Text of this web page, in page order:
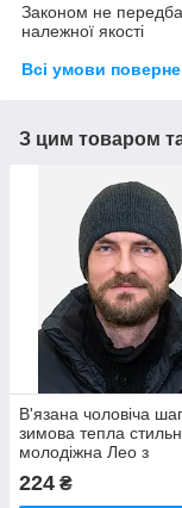
Законом не
належної якості
Всі умови
З цим товаром
В'язана чоловіча
зимова тепла
молодіжна Лео з
флісовою підкладкою
Gray сіра
224 ₴